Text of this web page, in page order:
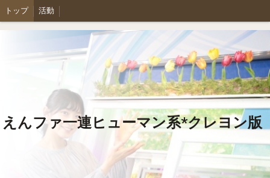
トップ 活動
えんファ一連ヒューマン系*クレヨン版